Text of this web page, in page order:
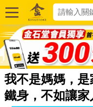
我不是媽媽，
鐵身，不如讓